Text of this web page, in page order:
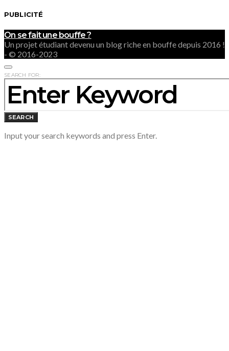
PUBLICITÉ
On se fait une bouffe ?
Un projet étudiant devenu un blog riche en bouffe depuis 2016 !
- © 2016-2023
SEARCH FOR:
SEARCH
Input your search keywords and press Enter.